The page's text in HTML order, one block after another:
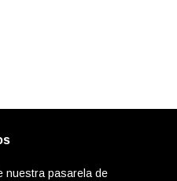
nuestra pasarela de